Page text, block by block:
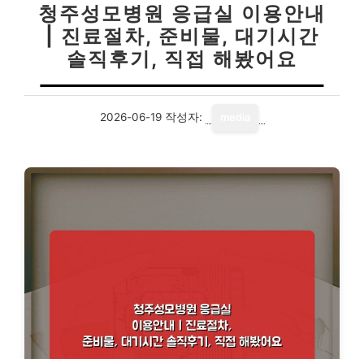
청주성모병원 응급실 이용안내
| 진료절차, 준비물, 대기시간
솔직후기, 직접 해봤어요
2026-06-19 작성자: